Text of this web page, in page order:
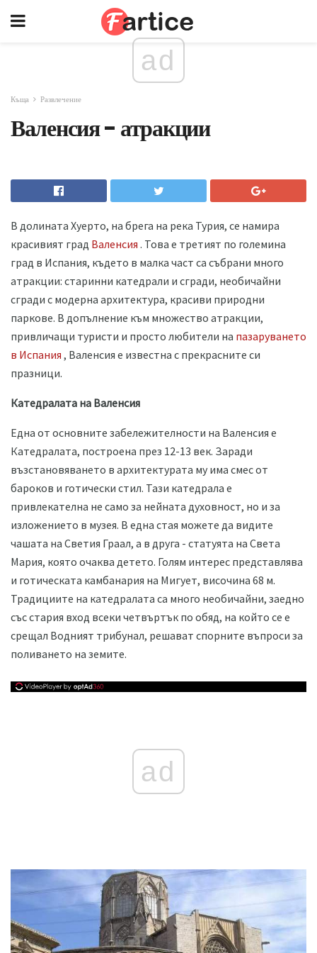
ad
Къща Развлечение
Валенсия - атракции
В долината Хуерто, на брега на река Турия, се намира
красивият град Валенсия . Това е третият по големина
град в Испания, където в малка част са събрани много
атракции: старинни катедрали и сгради, необичайни
сгради с модерна архитектура, красиви природни
паркове. В допълнение към множество атракции,
привличащи туристи и просто любители на пазаруването
в Испания , Валенсия е известна с прекрасните си
празници.
Катедралата на Валенсия
Една от основните забележителности на Валенсия е
Катедралата, построена през 12-13 век. Заради
възстановяването в архитектурата му има смес от
бароков и готически стил. Тази катедрала е
привлекателна не само за нейната духовност, но и за
изложението в музея. В една стая можете да видите
чашата на Светия Граал, а в друга - статуята на Света
Мария, която очаква детето. Голям интерес представлява
и готическата камбанария на Мигует, височина 68 м.
Традициите на катедралата са много необичайни, заедно
със стария вход всеки четвъртък по обяд, на който се е
срещал Водният трибунал, решават спорните въпроси за
поливането на земите.
ad